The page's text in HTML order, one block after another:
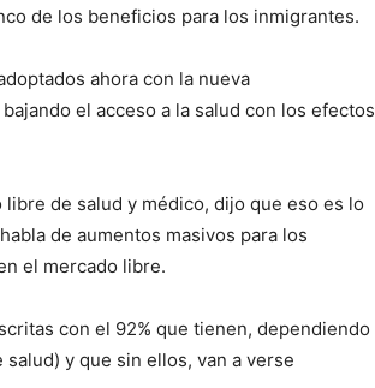
de los beneficios para los inmigrantes.
ahora con la nueva
el acceso a la salud con los efectos
de salud y médico, dijo que eso es lo
de aumentos masivos para los
el mercado libre.
con el 92% que tienen, dependiendo
y que sin ellos, van a verse